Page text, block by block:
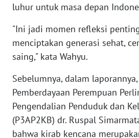
luhur untuk masa depan
"Ini jadi momen refleksi
menciptakan generasi sehat,
saing," kata Wahyu.
Sebelumnya, dalam
Pemberdayaan Perempuan
Pengendalian Penduduk dan
(P3AP2KB) dr. Ruspal
bahwa kirab kencana
SUMSEL
WN
WN
LAMPUNG
WN